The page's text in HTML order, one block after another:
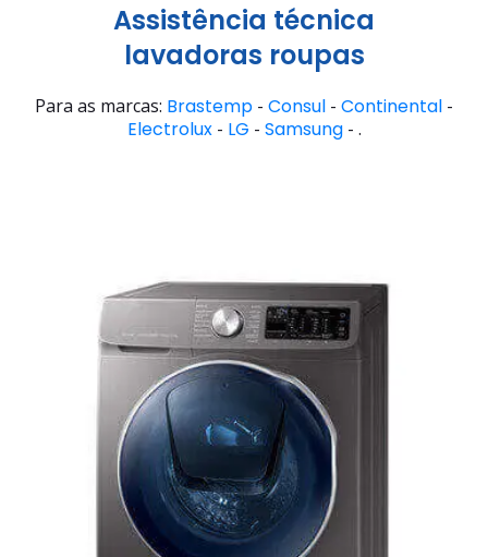
Assistência técnica
lavadoras roupas
Para as marcas: Brastemp - Consul - Continental -
Electrolux- LG - Samsung- .